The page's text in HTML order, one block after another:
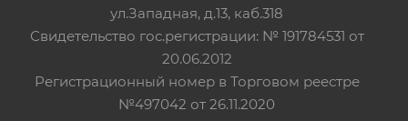
ул.Западная, д.13, каб.318
Свидетельство гос.регистрации: № 191784531 от
20.06.2012
Регистрационный номер в Торговом реестре
№497042 от 26.11.2020